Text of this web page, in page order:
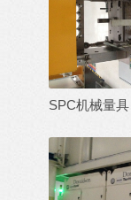
SPC机械量具